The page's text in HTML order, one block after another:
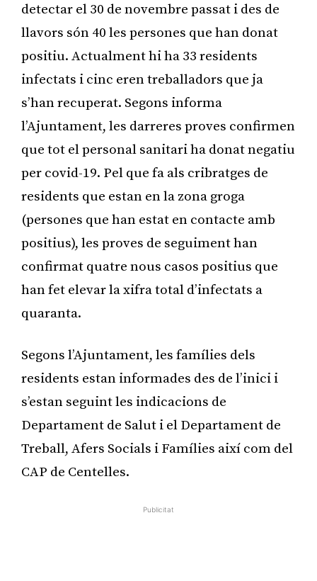
detectar el 30 de novembre passat i des de
llavors són 40 les persones que han donat
positiu. Actualment hi ha 33 residents
infectats i cinc eren treballadors que ja
s’han recuperat. Segons informa
l’Ajuntament, les darreres proves confirmen
que tot el personal sanitari ha donat negatiu
per covid-19. Pel que fa als cribratges de
residents que estan en la zona groga
(persones que han estat en contacte amb
positius), les proves de seguiment han
confirmat quatre nous casos positius que
han fet elevar la xifra total d’infectats a
quaranta.
Segons l’Ajuntament, les famílies dels
residents estan informades des de l’inici i
s’estan seguint les indicacions de
Departament de Salut i el Departament de
Treball, Afers Socials i Famílies així com del
CAP de Centelles.
Publicitat